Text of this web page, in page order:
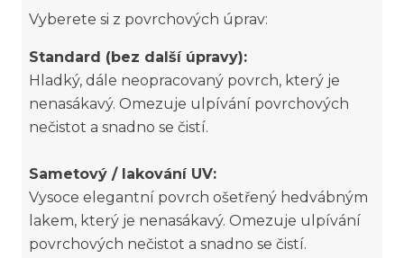
Vyberete si z povrchových úprav:
Standard (bez další úpravy):
Hladký, dále neopracovaný povrch, který je
nenasákavý. Omezuje ulpívání povrchových
nečistot a snadno se čistí.
Sametový / lakování UV:
Vysoce elegantní povrch ošetřený hedvábným
lakem, který je nenasákavý. Omezuje ulpívání
povrchových nečistot a snadno se čistí.